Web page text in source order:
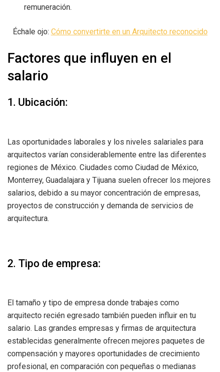
remuneración.
Échale ojo: Cómo convertirte en un Arquitecto reconocido
Factores que influyen en el
salario
1. Ubicación:
Las oportunidades laborales y los niveles salariales para
arquitectos varían considerablemente entre las diferentes
regiones de México. Ciudades como Ciudad de México,
Monterrey, Guadalajara y Tijuana suelen ofrecer los mejores
salarios, debido a su mayor concentración de empresas,
proyectos de construcción y demanda de servicios de
arquitectura.
2. Tipo de empresa:
El tamaño y tipo de empresa donde trabajes como
arquitecto recién egresado también pueden influir en tu
salario. Las grandes empresas y firmas de arquitectura
establecidas generalmente ofrecen mejores paquetes de
compensación y mayores oportunidades de crecimiento
profesional, en comparación con pequeñas o medianas